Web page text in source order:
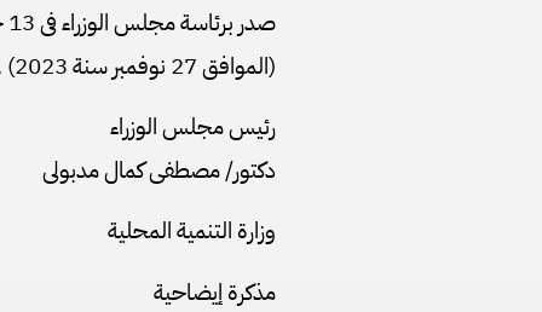
صدر برئاسة مجلس الوزراء فى 13 جمادى الأولى سنة 1445 هـ
(الموافق 27 نوفمبر سنة 2023) .
رئيس مجلس الوزراء
دكتور/ مصطفى كمال مدبولى
وزارة التنمية المحلية
مذكرة إيضاحية